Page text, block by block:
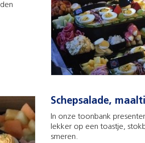
Schepsalade,
In onze toonbank
lekker op een toastje,
smeren.